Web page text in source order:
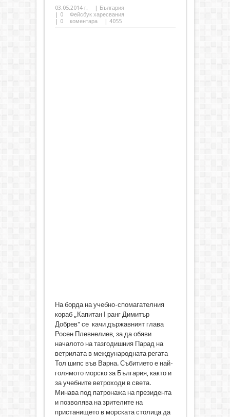
03.05.2014 г. | България
| 0
Фейсбук харесвания
| 0 коментара | 4055
На борда на учебно-спомагателния
кораб „Капитан І ранг Димитър
Добрев" се качи държавният глава
Росен Плевнелиев, за да обяви
началото на тазгодишния Парад на
ветрилата в международната регата
Тол шипс във Варна. Събитието е най-
голямото морско за България, както и
за учебните ветроходи в света.
Минава под патронажа на президента
и позволява на зрителите на
пристанището в морската столица да